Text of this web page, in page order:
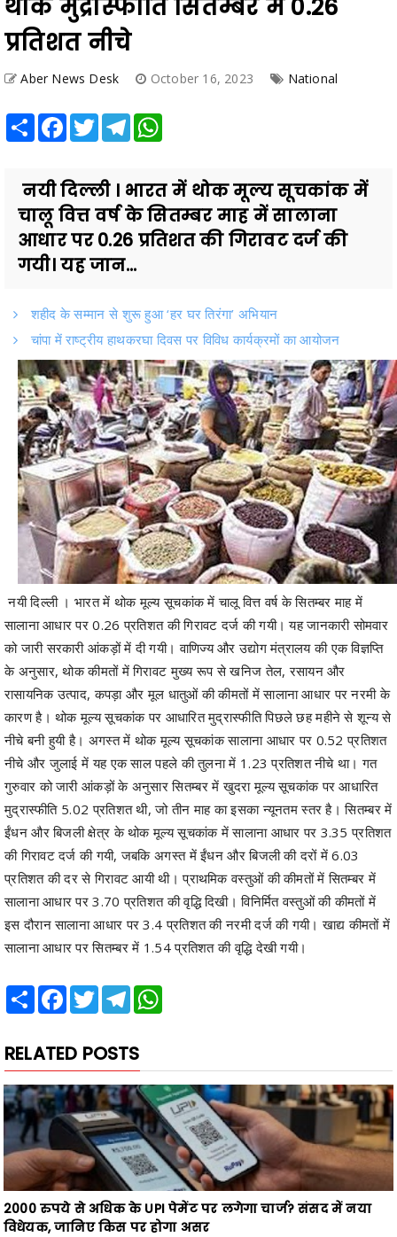
थोक मुद्रास्फीति सितम्बर में 0.26
प्रतिशत नीचे
Aber News Desk October 16, 2023 National
Share Facebook
TwitterTelegram
नयी दिल्ली । भारत में थोक मूल्य सूचकांक में
चालू वित्त वर्ष के सितम्बर माह में सालाना
आधार पर 0.26 प्रतिशत की गिरावट दर्ज की
गयी। यह जान...
शहीद के सम्मान से शुरू हुआ ‘हर घर तिरंगा’ अभियान
चांपा में राष्ट्रीय हाथकरघा दिवस पर विविध कार्यक्रमों का आयोजन
नयी दिल्ली । भारत में थोक मूल्य सूचकांक में चालू वित्त वर्ष के सितम्बर माह में
सालाना आधार पर 0.26 प्रतिशत की गिरावट दर्ज की गयी। यह जानकारी सोमवार
को जारी सरकारी आंकड़ों में दी गयी। वाणिज्य और उद्योग मंत्रालय की एक विज्ञप्ति
के अनुसार, थोक कीमतों में गिरावट मुख्य रूप से खनिज तेल, रसायन और
रासायनिक उत्पाद, कपड़ा और मूल धातुओं की कीमतों में सालाना आधार पर नरमी के
कारण है। थोक मूल्य सूचकांक पर आधारित मुद्रास्फीति पिछले छह महीने से शून्य से
नीचे बनी हुयी है। अगस्त में थोक मूल्य सूचकांक सालाना आधार पर 0.52 प्रतिशत
नीचे और जुलाई में यह एक साल पहले की तुलना में 1.23 प्रतिशत नीचे था। गत
गुरुवार को जारी आंकड़ों के अनुसार सितम्बर में खुदरा मूल्य सूचकांक पर आधारित
मुद्रास्फीति 5.02 प्रतिशत थी, जो तीन माह का इसका न्यूनतम स्तर है। सितम्बर में
ईंधन और बिजली क्षेत्र के थोक मूल्य सूचकांक में सालाना आधार पर 3.35 प्रतिशत
की गिरावट दर्ज की गयी, जबकि अगस्त में ईंधन और बिजली की दरों में 6.03
प्रतिशत की दर से गिरावट आयी थी। प्राथमिक वस्तुओं की कीमतों में सितम्बर में
सालाना आधार पर 3.70 प्रतिशत की वृद्धि दिखी। विनिर्मित वस्तुओं की कीमतों में
इस दौरान सालाना आधार पर 3.4 प्रतिशत की नरमी दर्ज की गयी। खाद्य कीमतों में
सालाना आधार पर सितम्बर में 1.54 प्रतिशत की वृद्धि देखी गयी।
Share Facebook
TwitterTelegram
RELATED POSTS
2000 रुपये से अधिक के UPI पेमेंट पर लगेगा चार्ज? संसद में नया
विधेयक, जानिए किस पर होगा असर